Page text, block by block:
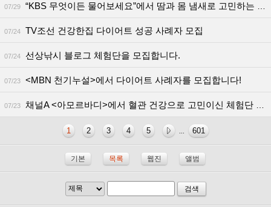
07/29 “KBS 무엇이든 물어보세요”에서 땀과 몸 냄새로 고민하는 사례자를 찾습니다!
07/24 TV조선 건강한집 다이어트 성공 사례자 모집
07/24 선상낚시 블로그 체험단을 모집합니다.
07/23 <MBN 천기누설>에서 다이어트 사례자를 모집합니다!
07/23 채널A <아모르바디>에서 혈관 건강으로 고민이신 체험단 모십니다(출연료O, 건강식품 당근 착즙 주스 제공)
1 2 3 4 5 ... 601
기본 목록 웹진 앨범
검색